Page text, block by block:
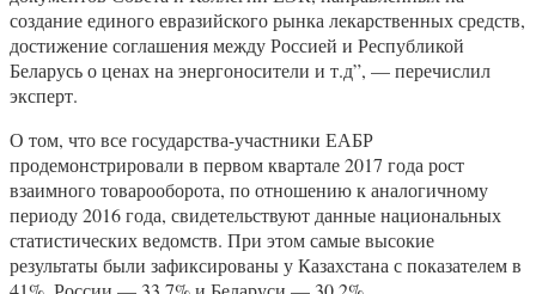
создание единого евразийского рынка лекарственных средств,
достижение соглашения между Россией и Республикой
Беларусь о ценах на энергоносители и т.д”, — перечислил
эксперт.
О том, что все государства-участники ЕАБР
продемонстрировали в первом квартале 2017 года рост
взаимного товарооборота, по отношению к аналогичному
периоду 2016 года, свидетельствуют данные национальных
статистических ведомств. При этом самые высокие
результаты были зафиксированы у Казахстана с показателем в